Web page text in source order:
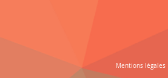
Mentions légales